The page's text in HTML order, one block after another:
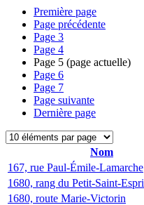
Première page
Page précédente
Page 3
Page 4
Page 5 (page actuelle)
Page 6
Page 7
Page suivante
Dernière page
Nom
167, rue Paul-Émile-Lamarche
1680, rang du Petit-Saint-
1680, route Marie-Victorin